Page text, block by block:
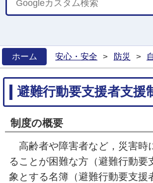
ホーム
安心・安全 > 防災 >
避難行動要支援者支援
制度の概要
高齢者や障害者など，災害時
ることが困難な方（避難行動要
象とする名簿（避難行動要支援